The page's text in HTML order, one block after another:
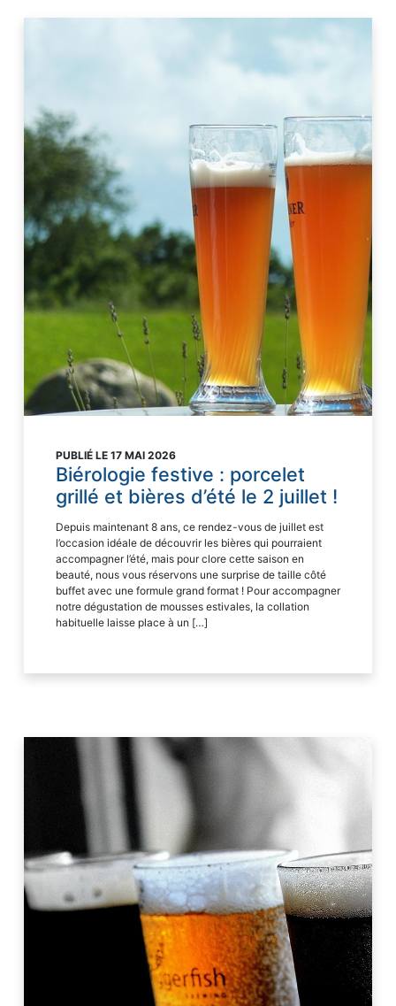
PUBLIÉ LE 17 MAI 2026
Biérologie festive : porcelet
grillé et bières d’été le 2 juillet !
Depuis maintenant 8 ans, ce rendez-vous de juillet est
l’occasion idéale de découvrir les bières qui pourraient
accompagner l’été, mais pour clore cette saison en
beauté, nous vous réservons une surprise de taille côté
buffet avec une formule grand format ! Pour accompagner
notre dégustation de mousses estivales, la collation
habituelle laisse place à un […]